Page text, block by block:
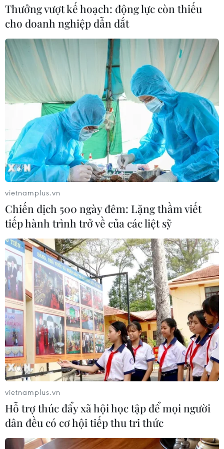
Thưởng vượt kế hoạch: động lực còn thiếu
cho doanh nghiệp dẫn dắt
vietnamplus.vn
Chiến dịch 500 ngày đêm: Lặng thầm viết
tiếp hành trình trở về của các liệt sỹ
vietnamplus.vn
Hỗ trợ thúc đẩy xã hội học tập để mọi người
dân đều có cơ hội tiếp thu tri thức